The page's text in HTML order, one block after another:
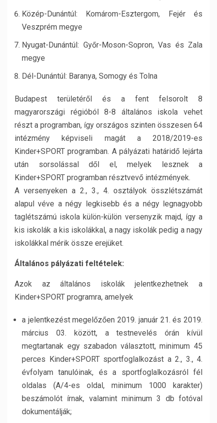
Közép-Dunántúl: Komárom-Esztergom, Fejér és
Veszprém megye
Nyugat-Dunántúl: Győr-Moson-Sopron, Vas és Zala
megye
Dél-Dunántúl: Baranya, Somogy és Tolna
Budapest területéről és a fent felsorolt 8
magyarországi régióból 8-8 általános iskola vehet
részt a programban, így országos szinten összesen 64
intézmény képviseli magát a 2018/2019-es
Kinder+SPORT programban. A pályázati határidő lejárta
után sorsolással dől el, melyek lesznek a
Kinder+SPORT programban résztvevő intézmények.
A versenyeken a 2., 3., 4. osztályok összlétszámát
alapul véve a négy legkisebb és a négy legnagyobb
taglétszámú iskola külön-külön versenyzik majd, így a
kis iskolák a kis iskolákkal, a nagy iskolák pedig a nagy
iskolákkal mérik össze erejüket.
Általános pályázati feltételek:
Azok az általános iskolák jelentkezhetnek a
Kinder+SPORT programra, amelyek
a jelentkezést megelőzően 2019. január 21. és 2019.
március 03. között, a testnevelés órán kívül
megtartanak egy szabadon választott, minimum 45
perces Kinder+SPORT sportfoglalkozást a 2., 3., 4.
évfolyam tanulóinak, és a sportfoglalkozásról fél
oldalas (A/4-es oldal, minimum 1000 karakter)
beszámolót írnak, valamint minimum 3 db fotóval
dokumentálják;